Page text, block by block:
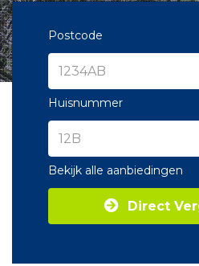
Postcode
Huisnummer
Bekijk alle aanbiedingen
Direct